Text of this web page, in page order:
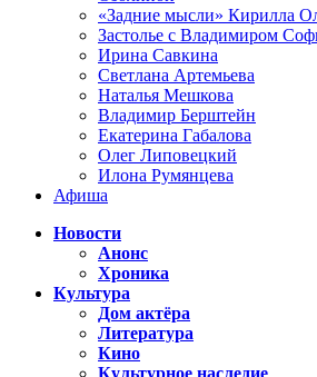
«Задние мысли» Кирилла
Застолье с Владимиром
Ирина Савкина
Светлана Артемьева
Наталья Мешкова
Владимир Берштейн
Екатерина Габалова
Олег Липовецкий
Илона Румянцева
Афиша
Новости
Анонс
Хроника
Культура
Дом актёра
Литература
Кино